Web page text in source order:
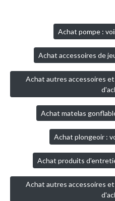
Achat pompe :
Achat accessoires de
Achat autres accessoires
Achat matelas
Achat plongeoir :
Achat produits
Achat autres accessoires